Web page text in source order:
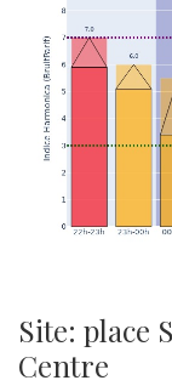
Site: place
Centre